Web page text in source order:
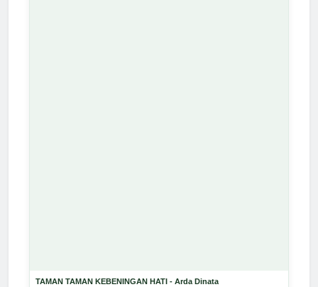
TAMAN TAMAN KEBENINGAN HATI - Arda Dinata